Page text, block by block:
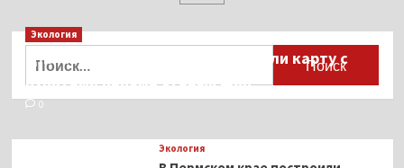
о полете
при
турбулентности
Экология
Для автомобилистов разработали карту с
пунктами приёма старых шин
0
Экология